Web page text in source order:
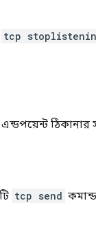
tcp
ঠিকানার
tcp send